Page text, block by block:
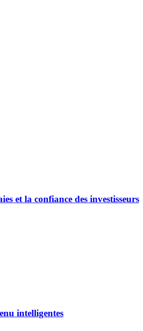
et la confiance des investisseurs
intelligentes